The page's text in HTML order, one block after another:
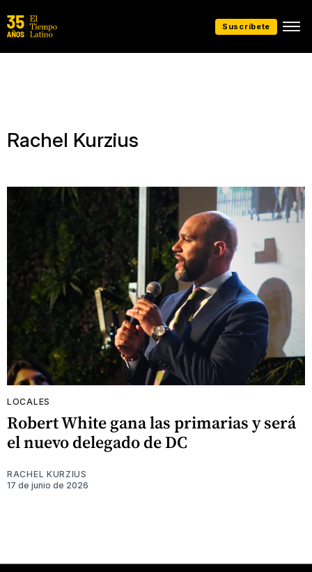
Suscríbete
Rachel Kurzius
LOCALES
Robert White gana las primarias y será
el nuevo delegado de DC
RACHEL KURZIUS
17 de junio de 2026